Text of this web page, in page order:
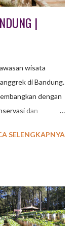
|
wisata
di Bandung.
dengan
dan
lokasi
ini, pengelola
sarana
SELENGKAPNYA